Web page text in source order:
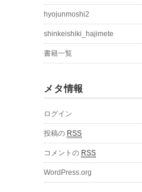
hyojunmoshi2
shinkeishiki_hajimete
書籍一覧
メタ情報
ログイン
投稿の RSS
コメントの RSS
WordPress.org